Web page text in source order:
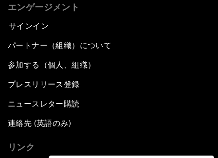
エンゲージメント
サインイン
パートナー（組織）について
参加する（個人、組織）
プレスリリース登録
ニュースレター購読
連絡先 (英語のみ)
リンク